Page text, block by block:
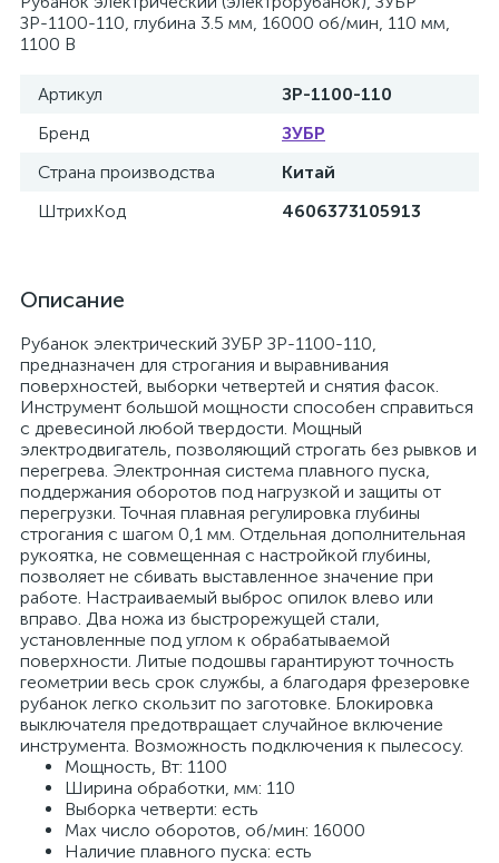
ЗР-1100-110, глубина 3.5 мм, 16000 об/мин, 110 мм,
1100 В
Артикул
ЗР-1100-110
Бренд
ЗУБР
Страна производства
Китай
ШтрихКод
4606373105913
Описание
Рубанок электрический ЗУБР ЗР-1100-110,
предназначен для строгания и выравнивания
поверхностей, выборки четвертей и снятия фасок.
Инструмент большой мощности способен справиться
с древесиной любой твердости. Мощный
электродвигатель, позволяющий строгать без рывков и
перегрева. Электронная система плавного пуска,
поддержания оборотов под нагрузкой и защиты от
перегрузки. Точная плавная регулировка глубины
строгания с шагом 0,1 мм. Отдельная дополнительная
рукоятка, не совмещенная с настройкой глубины,
позволяет не сбивать выставленное значение при
работе. Настраиваемый выброс опилок влево или
вправо. Два ножа из быстрорежущей стали,
установленные под углом к обрабатываемой
поверхности. Литые подошвы гарантируют точность
геометрии весь срок службы, а благодаря фрезеровке
рубанок легко скользит по заготовке. Блокировка
выключателя предотвращает случайное включение
инструмента. Возможность подключения к пылесосу.
Мощность, Вт: 1100
Ширина обработки, мм: 110
Выборка четверти: есть
Мах число оборотов, об/мин: 16000
Наличие плавного пуска: есть